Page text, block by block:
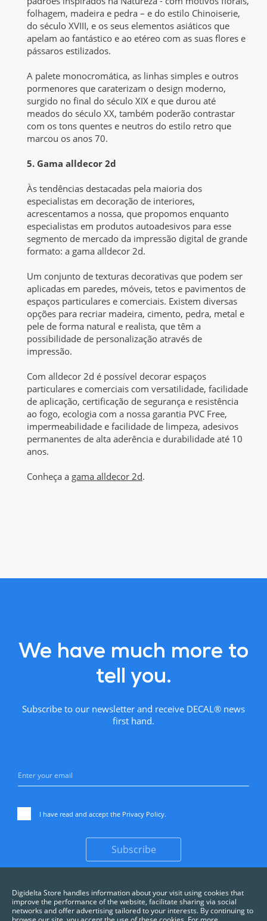
folhagem, madeira e pedra – e do estilo Chinoiserie,
do século XVIII, e os seus elementos asiáticos que
apelam ao fantástico e ao etéreo com as suas flores e
pássaros estilizados.
A palete monocromática, as linhas simples e outros
pormenores que caraterizam o design moderno,
surgido no final do século XIX e que durou até
meados do século XX, também poderão contrastar
com os tons quentes e neutros do estilo retro que
marcou os anos 70.
5. Gama alldecor 2d
Às tendências destacadas pela maioria dos
especialistas em decoração de interiores,
acrescentamos a nossa, que propomos enquanto
especialistas em produtos autoadesivos para esse
segmento de mercado da impressão digital de grande
formato: a gama alldecor 2d.
Um conjunto de texturas decorativas que podem ser
aplicadas em paredes, móveis, tetos e pavimentos de
espaços particulares e comerciais. Existem diversas
opções para recriar madeira, cimento, pedra, metal e
pele de forma natural e realista, que têm a
possibilidade de personalização através de
impressão.
Com alldecor 2d é possível decorar espaços
particulares e comerciais com versatilidade, facilidade
de aplicação, certificação de segurança e resistência
ao fogo, ecologia com a nossa garantia PVC Free,
impermeabilidade e facilidade de limpeza, adesivos
permanentes de alta aderência e durabilidade até 10
anos.
Conheça a gama alldecor 2d.
We have much more to
tell you.
Subscribe to our newsletter and receive DECAL® news
first hand.
I have read and accept the Privacy Policy.
Subscribe
Digidelta Store handles information about your visit using cookies that
improve the performance of the website, facilitate sharing via social
networks and offer advertising tailored to your interests. By continuing to